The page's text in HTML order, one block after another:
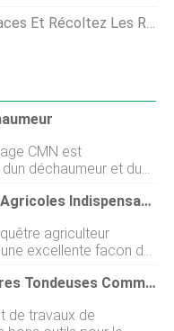
Les Récoltes Année Après Année
CMN est
déchaumeur et dun
directement sur
labourée. En même
traditionnel. Le
CMN coupe dabord le
lames puissantes du
équipées de socs à
est maintenant
pour la herse
Cinq Outils Agricoles Indispensables À Acheter
agriculteur
excellente façon de
après-midi
du matériel
ce que vous
Les Meilleures Tondeuses Commerciales À Rayon De Braquage Zéro
de travaux de